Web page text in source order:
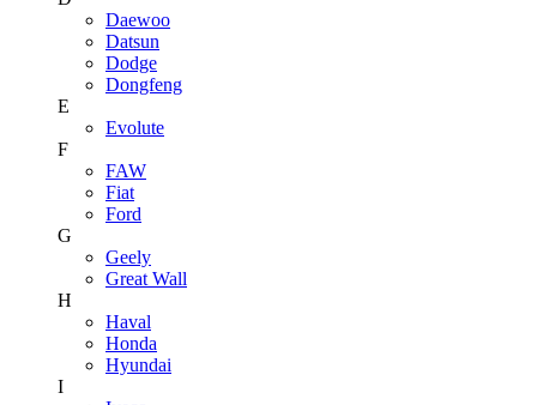
Daewoo
Datsun
Dodge
Dongfeng
E
Evolute
F
FAW
Fiat
Ford
G
Geely
Great Wall
H
Haval
Honda
Hyundai
I